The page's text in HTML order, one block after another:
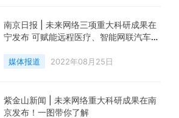
南京日报 | 未来网络三项重大科研成果在
宁发布 可赋能远程医疗、智能网联汽车、
媒体报道 2022年08月25日
紫金山新闻 | 未来网络重大科研成果在南
京发布！一图带你了解